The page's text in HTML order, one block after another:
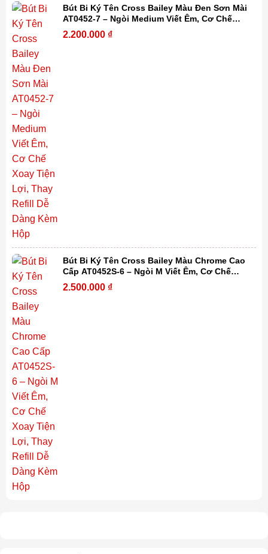
Bút Bi Ký Tên Cross Bailey Màu Đen Sơn Mài
AT0452-7 – Ngòi Medium Viết Êm, Cơ Chế
Xoay Tiện Lợi, Thay Refill Dễ Dàng Kèm Hộp
2.200.000 ₫
Bút Bi Ký Tên Cross Bailey Màu Chrome Cao
Cấp AT0452S-6 – Ngòi M Viết Êm, Cơ Chế
Xoay Tiện Lợi, Thay Refill Dễ Dàng Kèm Hộp
2.500.000 ₫